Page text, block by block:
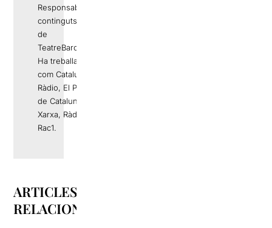
Responsable de
continguts editorials
de
TeatreBarcelona.com
Ha treballat a mitjans
com Catalunya
Ràdio, El Periódico
de Catalunya, La
Xarxa, Ràdio 4 o
Rac1.
ARTICLES
RELACIONATS